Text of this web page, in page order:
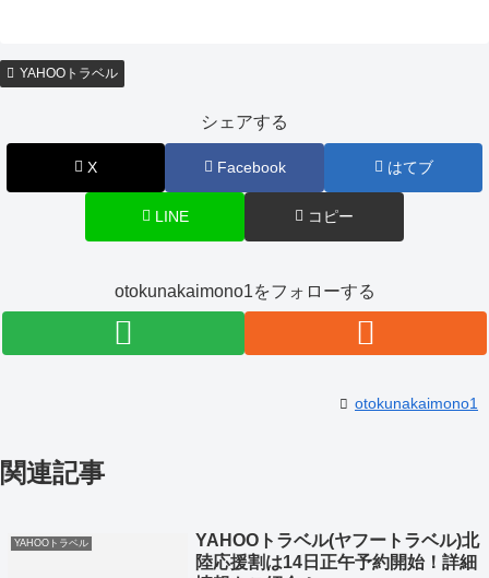
YAHOOトラベル
シェアする
X Facebook はてブ
LINE コピー
otokunakaimono1をフォローする
otokunakaimono1
関連記事
YAHOOトラベル
YAHOOトラベル(ヤフートラベル)北
陸応援割は14日正午予約開始！詳細